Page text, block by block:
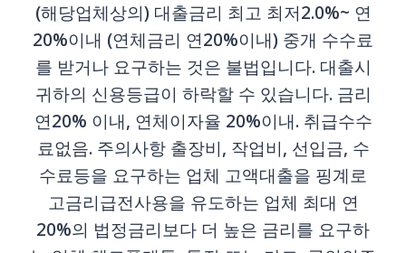
(해당업체상의) 대출금리 최고 최저2.0%~ 연
20%이내 (연체금리 연20%이내) 중개 수수료
를 받거나 요구하는 것은 불법입니다. 대출시
귀하의 신용등급이 하락할 수 있습니다. 금리
연20% 이내, 연체이자율 20%이내. 취급수수
료없음. 주의사항 출장비, 작업비, 선입금, 수
수료등을 요구하는 업체 고액대출을 핑계로
고금리급전사용을 유도하는 업체 최대 연
20%의 법정금리보다 더 높은 금리를 요구하